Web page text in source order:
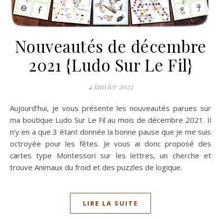
Nouveautés de décembre
2021 {Ludo Sur Le Fil}
4 janvier 2022
Aujourd’hui, je vous présente les nouveautés parues sur
ma boutique Ludo Sur Le Fil au mois de décembre 2021. Il
n’y en a que 3 étant donnée la bonne pause que je me suis
octroyée pour les fêtes. Je vous ai donc proposé des
cartes type Montessori sur les lettres, un cherche et
trouve Animaux du froid et des puzzles de logique.
LIRE LA SUITE